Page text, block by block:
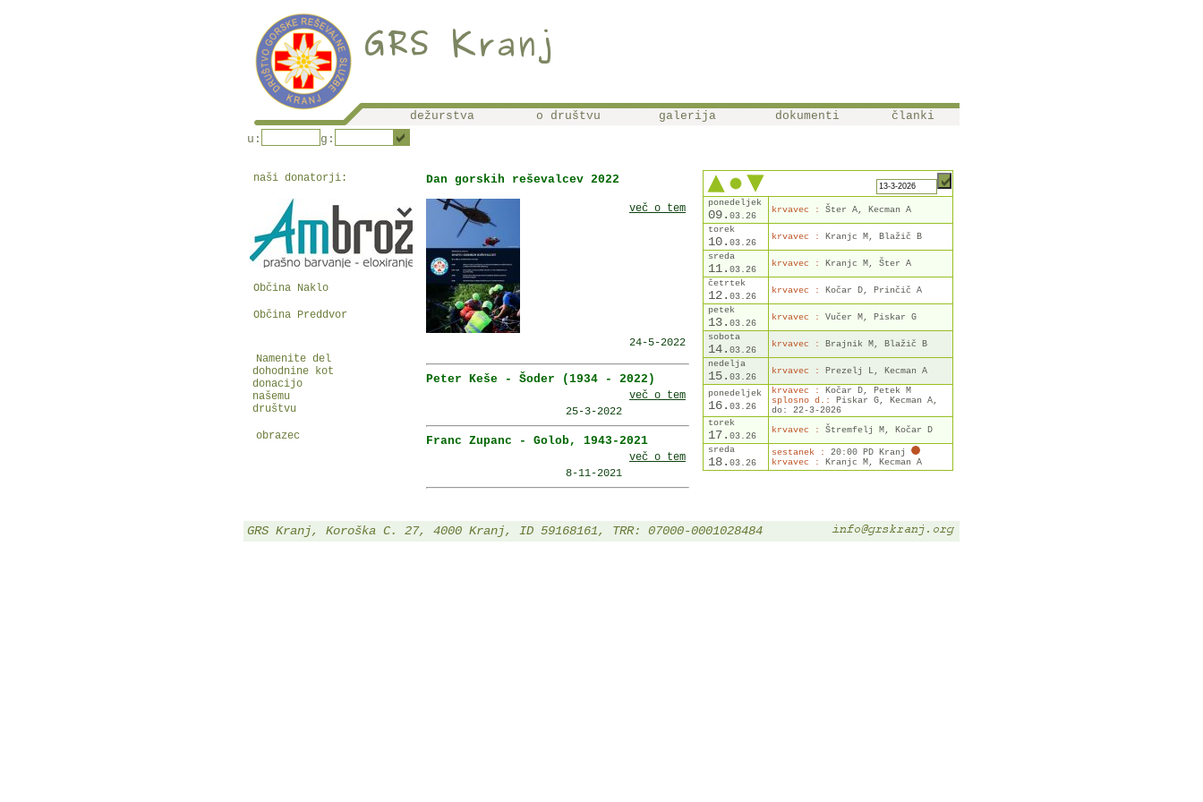
dežurstva o društvu galerija dokumenti
članki
u:
g:
naši donatorji:
Občina Naklo
Občina Preddvor
Namenite del
dohodnine kot
donacijo
našemu
društvu
obrazec
Dan gorskih reševalcev 2022
več o tem
24-5-2022
Peter Keše - Šoder (1934 - 2022)
več o tem
25-3-2022
Franc Zupanc - Golob, 1943-2021
več o tem
8-11-2021
ponedeljek
09. 03.26
krvavec : Šter A, Kecman A
torek
10. 03.26
krvavec : Kranjc M, Blažič B
sreda
11. 03.26
krvavec : Kranjc M, Šter A
četrtek
12. 03.26
krvavec : Kočar D, Prinčič A
petek
13. 03.26
krvavec : Vučer M, Piskar G
sobota
14. 03.26
krvavec : Brajnik M, Blažič B
nedelja
15. 03.26
krvavec : Prezelj L, Kecman A
ponedeljek
16. 03.26
krvavec : Kočar D, Petek M
splosno d.: Piskar G, Kecman A,
do: 22-3-2026
torek
17. 03.26
krvavec : Štremfelj M, Kočar D
sreda
18. 03.26
sestanek : 20:00 PD Kranj
krvavec : Kranjc M, Kecman A
GRS Kranj, Koroška C. 27, 4000 Kranj, ID 59168161, TRR: 07000-0001028484